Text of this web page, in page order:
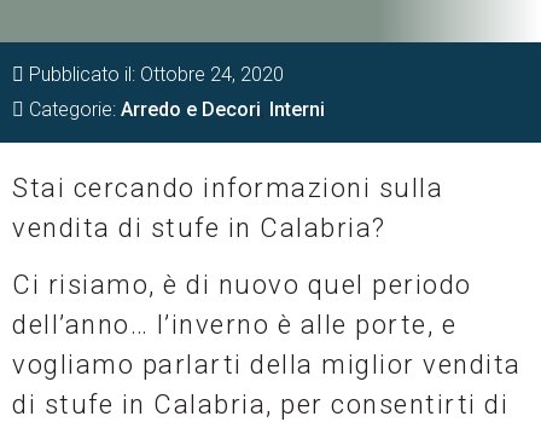
Pubblicato il: Ottobre 24, 2020
Categorie: Arredo e Decori, Interni
Stai cercando informazioni sulla
vendita di stufe in Calabria?
Ci risiamo, è di nuovo quel periodo
dell’anno… l’inverno è alle porte, e
vogliamo parlarti della miglior vendita
di stufe in Calabria, per consentirti di